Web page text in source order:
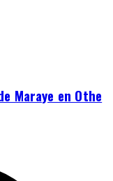
Maraye en Othe